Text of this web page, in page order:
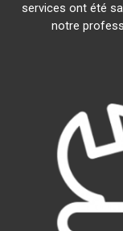
services ont été
notre